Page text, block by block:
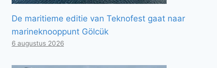
De maritieme editie van Teknofest gaat naar
marineknooppunt Gölcük
6 augustus 2026